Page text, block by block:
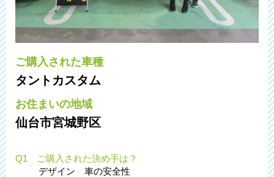
ご購入された車種
タントカスタム
お住まいの地域
仙台市宮城野区
Q1 ご購入された決め手は？
デザイン 車の安全性